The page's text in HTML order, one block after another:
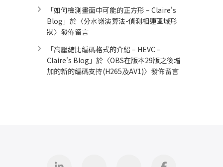
「如何檢測畫面中可能的正方形 – Claire's
Blog 」於〈分水嶺演算法-偵測相連區域形
狀〉發佈留言
「高壓縮比編碼格式的介紹 – HEVC –
Claire's Blog 」於〈OBS在版本29版之後增
加的新的編碼支持(H265及AV1)〉發佈留言